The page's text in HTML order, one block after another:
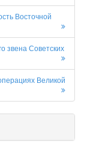
Восточной
звена Советских
Великой